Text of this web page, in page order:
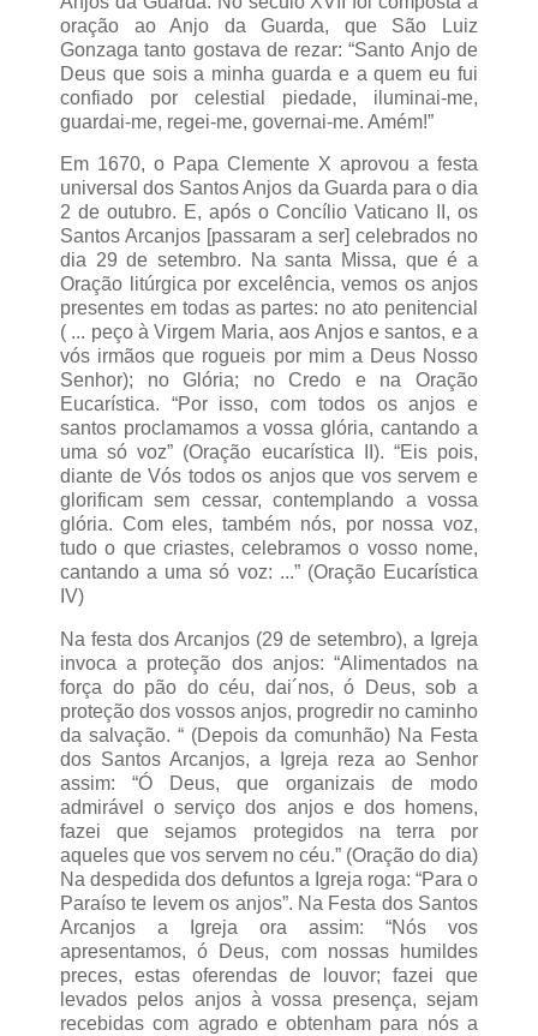
oração ao Anjo da Guarda, que São Luiz
Gonzaga tanto gostava de rezar: “Santo Anjo de
Deus que sois a minha guarda e a quem eu fui
confiado por celestial piedade, iluminai-me,
guardai-me, regei-me, governai-me. Amém!”
Em 1670, o Papa Clemente X aprovou a festa
universal dos Santos Anjos da Guarda para o dia
2 de outubro. E, após o Concílio Vaticano II, os
Santos Arcanjos [passaram a ser] celebrados no
dia 29 de setembro. Na santa Missa, que é a
Oração litúrgica por excelência, vemos os anjos
presentes em todas as partes: no ato penitencial
( ... peço à Virgem Maria, aos Anjos e santos, e a
vós irmãos que rogueis por mim a Deus Nosso
Senhor); no Glória; no Credo e na Oração
Eucarística. “Por isso, com todos os anjos e
santos proclamamos a vossa glória, cantando a
uma só voz” (Oração eucarística II). “Eis pois,
diante de Vós todos os anjos que vos servem e
glorificam sem cessar, contemplando a vossa
glória. Com eles, também nós, por nossa voz,
tudo o que criastes, celebramos o vosso nome,
cantando a uma só voz: ...” (Oração Eucarística
IV)
Na festa dos Arcanjos (29 de setembro), a Igreja
invoca a proteção dos anjos: “Alimentados na
força do pão do céu, dai´nos, ó Deus, sob a
proteção dos vossos anjos, progredir no caminho
da salvação. “ (Depois da comunhão) Na Festa
dos Santos Arcanjos, a Igreja reza ao Senhor
assim: “Ó Deus, que organizais de modo
admirável o serviço dos anjos e dos homens,
fazei que sejamos protegidos na terra por
aqueles que vos servem no céu.” (Oração do dia)
Na despedida dos defuntos a Igreja roga: “Para o
Paraíso te levem os anjos”. Na Festa dos Santos
Arcanjos a Igreja ora assim: “Nós vos
apresentamos, ó Deus, com nossas humildes
preces, estas oferendas de louvor; fazei que
levados pelos anjos à vossa presença, sejam
recebidas com agrado e obtenham para nós a